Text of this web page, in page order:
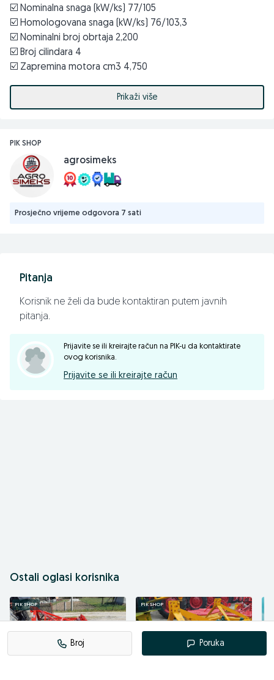
☑️ Nominalna snaga (kW/ks) 77/105
☑️ Homologovana snaga (kW/ks) 76/103,3
☑️ Nominalni broj obrtaja 2,200
☑️ Broj cilindara 4
☑️ Zapremina motora cm3 4,750
☑️ Broj stepeni prenosa napred/nazad 14/4
☑️ Mjenjač Stalno mehanicki, stepenasti, sinhronizovan
☑️ Moć podizanja (kg) 4,200
☑️ Prednji tockovi 360/70 R24
☑️ Zadnji tockovi 16,9 R38
☑️ Prednji tegovi (kg) 360
☑️ Monoblok hidraulika
📱065/695-007
📱065/450-355
📠055/371-154
agro-simeks.com
Prikaži više
PIK SHOP
agrosimeks
Prosječno vrijeme odgovora 7 sati
Pitanja
Korisnik ne želi da bude kontaktiran putem javnih
pitanja.
Prijavite se ili kreirajte račun na PIK-u da kontaktirate
ovog korisnika.
Prijavite se ili kreirajte račun
Ostali oglasi korisnika
PIK SHOP PIK SHOP
Broj Poruka